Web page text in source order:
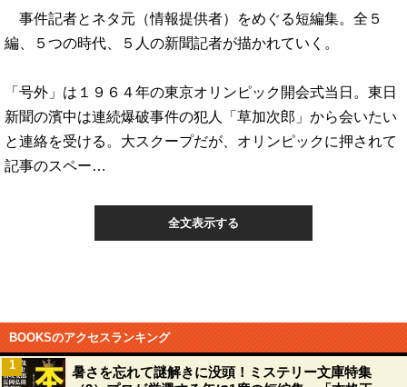
事件記者とネタ元（情報提供者）をめぐる短編集。全５
編、５つの時代、５人の新聞記者が描かれていく。
「号外」は１９６４年の東京オリンピック開会式当日。東日
新聞の濱中は連続爆破事件の犯人「草加次郎」から会いたい
と連絡を受ける。大スクープだが、オリンピックに押されて
記事のスペー…
全文表示する
BOOKSのアクセスランキング
暑さを忘れて謎解きに没頭！ミステリー文庫特集
1